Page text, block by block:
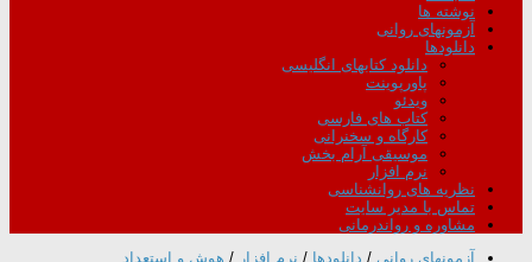
نوشته ها
آزمونهای روانی
دانلودها
دانلود کتابهای انگلیسی
پاورپوینت
ویدئو
کتاب های فارسی
کارگاه و سخنرانی
موسیقی آرام بخش
نرم افزار
نظریه های روانشناسی
تماس با مدیر سایت
مشاوره و رواندرمانی
آزمونهای روانی / دانلودها / نرم افزار / هوش و استعداد